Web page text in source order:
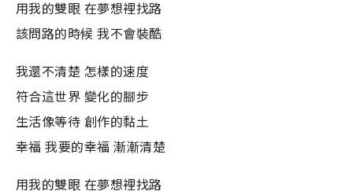
用我的雙眼 在夢想裡找路
該問路的時候 我不會裝酷
我還不清楚 怎樣的速度
符合這世界 變化的腳步
生活像等待 創作的黏土
幸福 我要的幸福 漸漸清楚
用我的雙眼 在夢想裡找路